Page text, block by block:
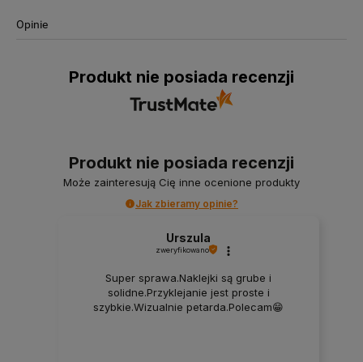
Opinie
Produkt nie posiada recenzji
Produkt nie posiada recenzji
Może zainteresują Cię inne ocenione produkty
Jak zbieramy opinie?
Urszula
zweryfikowano
Super sprawa.Naklejki są grube i
solidne.Przyklejanie jest proste i
szybkie.Wizualnie petarda.Polecam😁